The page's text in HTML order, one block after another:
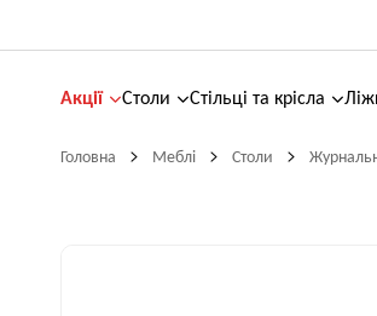
Акції Столи Стільці та крісла
Головна Меблі Столи